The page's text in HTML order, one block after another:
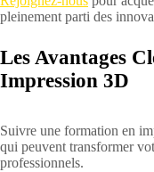
pleinement parti des
Les Avantages
Impression 3D
Suivre une formation en
qui peuvent transformer
professionnels.